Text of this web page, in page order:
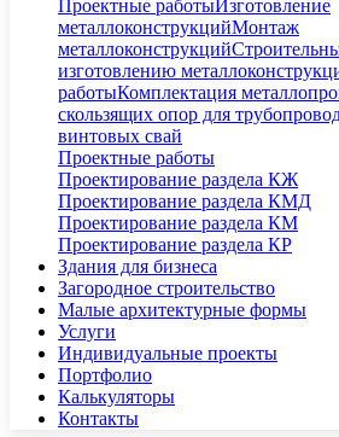
Проектные работыИзготовление
металлоконструкцийМонтаж
металлоконструкций
изготовлению
работыКомплектация
скользящих опор для
винтовых свай
Проектные работы
Проектирование раздела КЖ
Проектирование раздела КМД
Проектирование раздела КМ
Проектирование раздела КР
Здания для бизнеса
Загородное строительство
Малые архитектурные формы
Услуги
Индивидуальные проекты
Портфолио
Калькуляторы
Контакты